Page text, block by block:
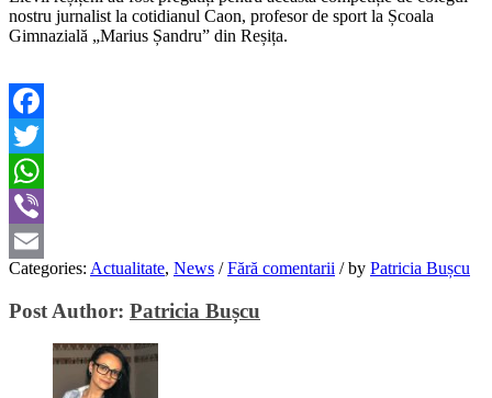
nostru jurnalist la cotidianul Caon, profesor de sport la Școala
Gimnazială „Marius Șandru” din Reșița.
Facebook
Twitter
WhatsApp
Viber
Email
Categories: Actualitate, News / Fără comentarii /by Patricia Bușcu
Post Author: Patricia Bușcu